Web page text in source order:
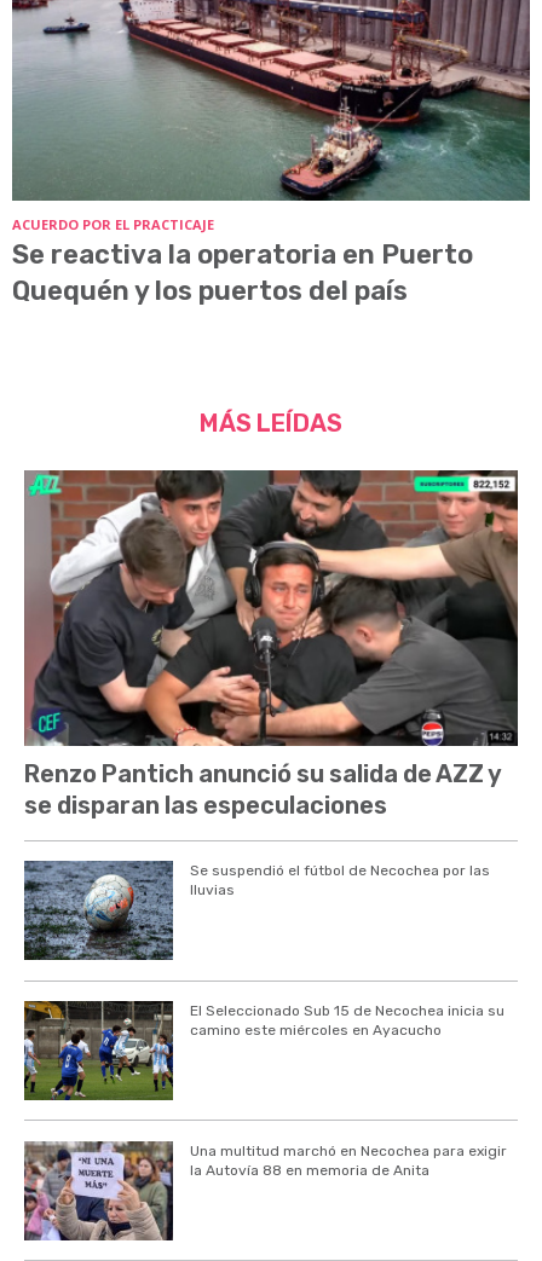
ACUERDO POR EL PRACTICAJE
Se reactiva la operatoria en Puerto
Quequén y los puertos del país
MÁS LEÍDAS
Renzo Pantich anunció su salida de AZZ y
se disparan las especulaciones
Se suspendió el fútbol de Necochea por las
lluvias
El Seleccionado Sub 15 de Necochea inicia su
camino este miércoles en Ayacucho
Una multitud marchó en Necochea para exigir
la Autovía 88 en memoria de Anita